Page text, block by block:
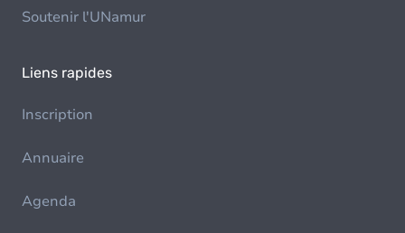
Soutenir l'UNamur
Liens rapides
Inscription
Annuaire
Agenda